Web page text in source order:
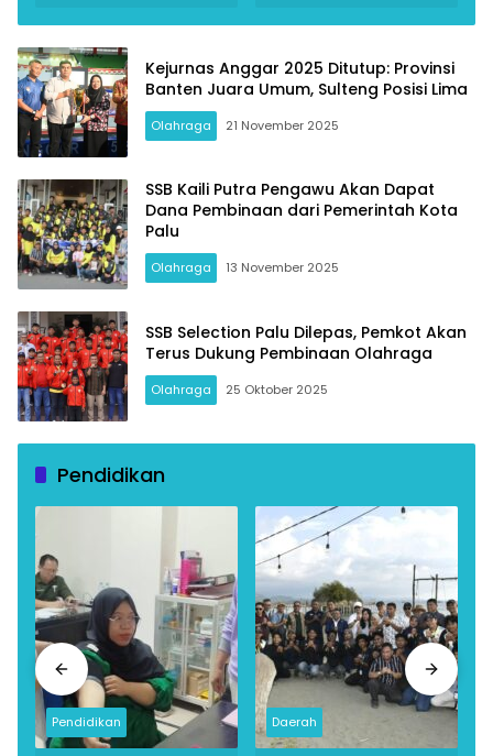
Kejurnas Anggar 2025 Ditutup: Provinsi
Banten Juara Umum, Sulteng Posisi Lima
Olahraga 21 November 2025
SSB Kaili Putra Pengawu Akan Dapat
Dana Pembinaan dari Pemerintah Kota
Palu
Olahraga 13 November 2025
SSB Selection Palu Dilepas, Pemkot Akan
Terus Dukung Pembinaan Olahraga
Olahraga 25 Oktober 2025
Pendidikan
Pendidikan Daerah